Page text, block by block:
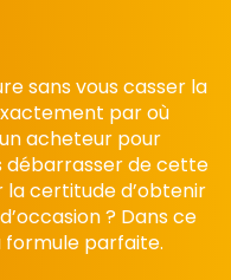
sans vous casser la
par où
acheteur pour
débarrasser de cette
la certitude d’obtenir
? Dans ce
formule parfaite.